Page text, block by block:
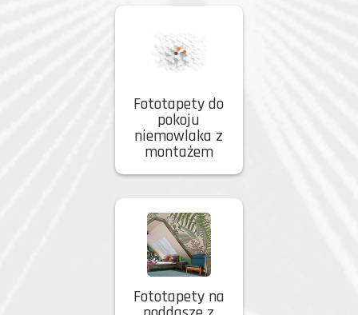
Fototapety do
pokoju
niemowlaka z
montażem
Fototapety na